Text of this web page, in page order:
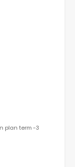
plan term -3